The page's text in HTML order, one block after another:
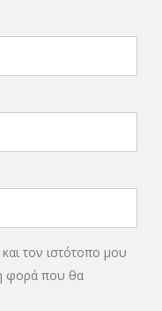
τον ιστότοπο μου
φορά που θα